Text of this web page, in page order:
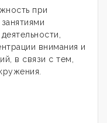
при
внимания и
в связи с тем,